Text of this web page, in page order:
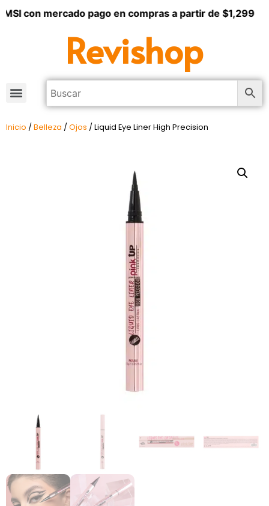
con mercado pago en compras a partir de $1,299
Revishop
Inicio / Belleza / Ojos / Liquid Eye Liner High Precision